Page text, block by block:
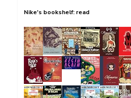
Nike's bookshelf: read